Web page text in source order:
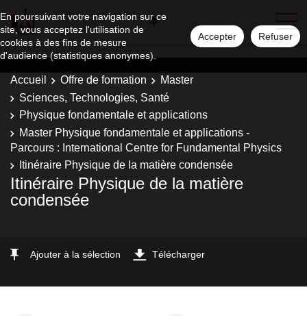
En poursuivant votre navigation sur ce
site, vous acceptez l'utilisation de
cookies à des fins de mesure
d'audience (statistiques anonymes).
Accepter Refuser
Accueil Offre de formation
Master
Sciences, Technologies, Santé
Physique fondamentale et applications
Master Physique fondamentale et applications -
Parcours : International Centre for Fundamental Physics
Itinéraire Physique de la matière condensée
Itinéraire Physique de la matière
condensée
Ajouter à la sélection Télécharger